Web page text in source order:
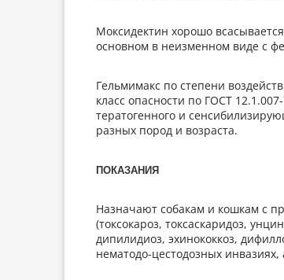
Моксидектин хорошо
основном в неизменном виде с
Гельмимакс по степени
класс опасности по ГОСТ
тератогенного и
разных пород и возраста.
ПОКАЗАНИЯ
Назначают собакам и кошкам с
(токсокароз, токсаскаридоз,
дипилидиоз, эхинококкоз,
нематодо-цестодозных